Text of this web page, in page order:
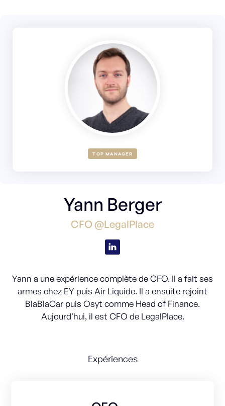
TOP MANAGER
Yann Berger
CFO @LegalPlace
Yann a une expérience complète de CFO. Il a fait ses
armes chez EY puis Air Liquide. Il a ensuite rejoint
BlaBlaCar puis Osyt comme Head of Finance.
Aujourd'hui, il est CFO de LegalPlace.
Expériences